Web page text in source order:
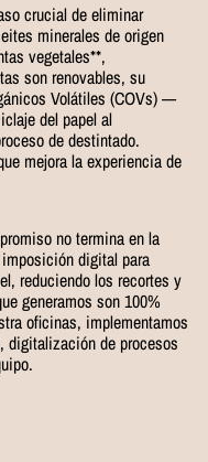
crucial de eliminar
minerales de origen
vegetales**,
son renovables, su
Volátiles (COVs) —
del papel al
de destintado.
mejora la experiencia de
no termina en la
digital para
reduciendo los recortes y
generamos son 100%
oficinas, implementamos
digitalización de procesos